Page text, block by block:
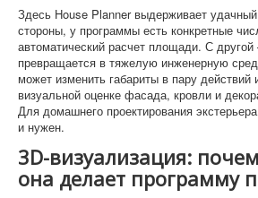
Здесь House Planner выдерживает
стороны, у программы есть конкретные
автоматический расчет площади. С
превращается в тяжелую инженерную
может изменить габариты в пару действий
визуальной оценке фасада, кровли и
Для домашнего проектирования
и нужен.
3D-визуализация:
она делает программу